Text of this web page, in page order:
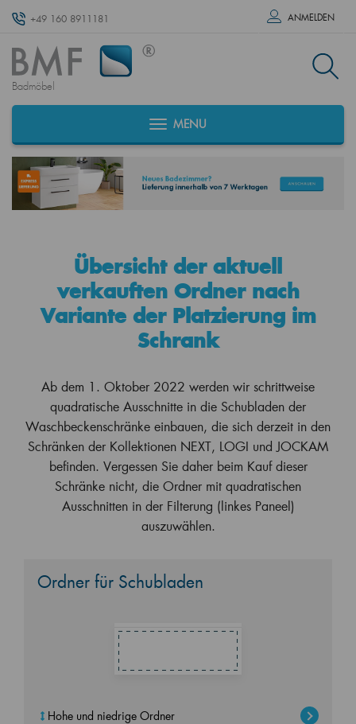
+49 160 8911181 ANMELDEN
Badmöbel
MENU
Übersicht der aktuell
verkauften Ordner nach
Variante der Platzierung im
Schrank
Ab dem 1. Oktober 2022 werden wir schrittweise
quadratische Ausschnitte in die Schubladen der
Waschbeckenschränke einbauen, die sich derzeit in den
Schränken der Kollektionen NEXT, LOGI und JOCKAM
befinden. Vergessen Sie daher beim Kauf dieser
Schränke nicht, die Ordner mit quadratischen
Ausschnitten in der Filterung (linkes Paneel)
auszuwählen.
Ordner für Schubladen
Hohe und niedrige Ordner